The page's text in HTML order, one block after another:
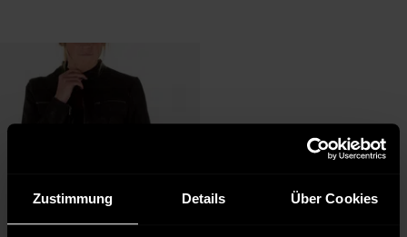
Zustimmung Details Über Cookies